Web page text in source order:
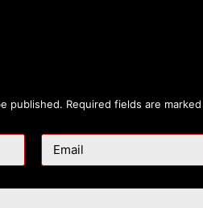
published. Required fields are marked
Email